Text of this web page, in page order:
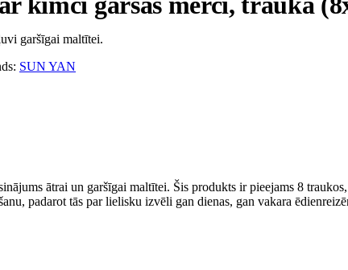
garšīgai maltītei.
SUN YAN
ātrai un garšīgai maltītei. Šis produkts ir pieejams 8
padarot tās par lielisku izvēli gan dienas, gan vakara